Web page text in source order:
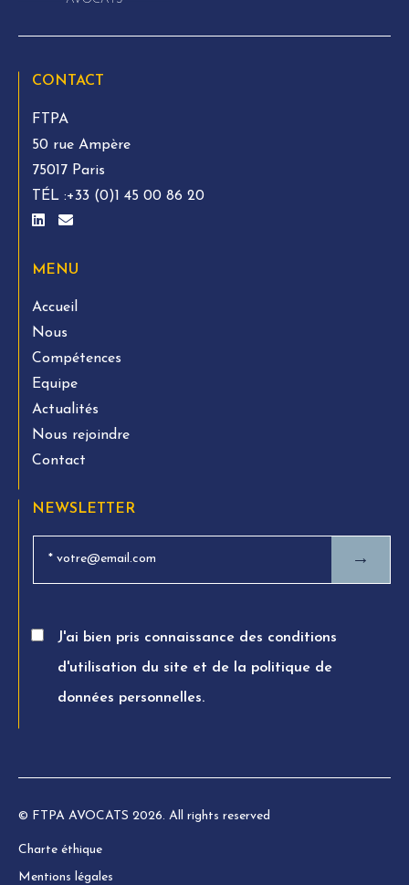
CONTACT
FTPA
50 rue Ampère
75017 Paris
TÉL :+33 (0)1 45 00 86 20
MENU
Accueil
Nous
Compétences
Equipe
Actualités
Nous rejoindre
Contact
NEWSLETTER
→
J'ai bien pris connaissance des conditions
d'utilisation du site et de la politique de
données personnelles.
© FTPA AVOCATS 2026. All rights reserved
Charte éthique
Mentions légales